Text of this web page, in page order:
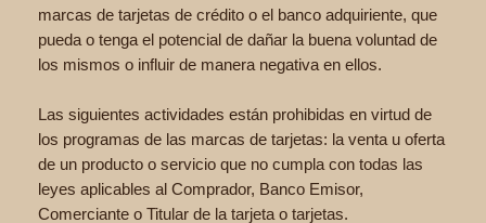
marcas de tarjetas de crédito o el banco adquiriente, que
pueda o tenga el potencial de dañar la buena voluntad de
los mismos o influir de manera negativa en ellos.
Las siguientes actividades están prohibidas en virtud de
los programas de las marcas de tarjetas: la venta u oferta
de un producto o servicio que no cumpla con todas las
leyes aplicables al Comprador, Banco Emisor,
Comerciante o Titular de la tarjeta o tarjetas.